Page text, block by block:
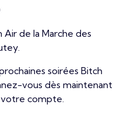
Air de la Marche des
soirées Bitch
vous dès maintenant
compte.